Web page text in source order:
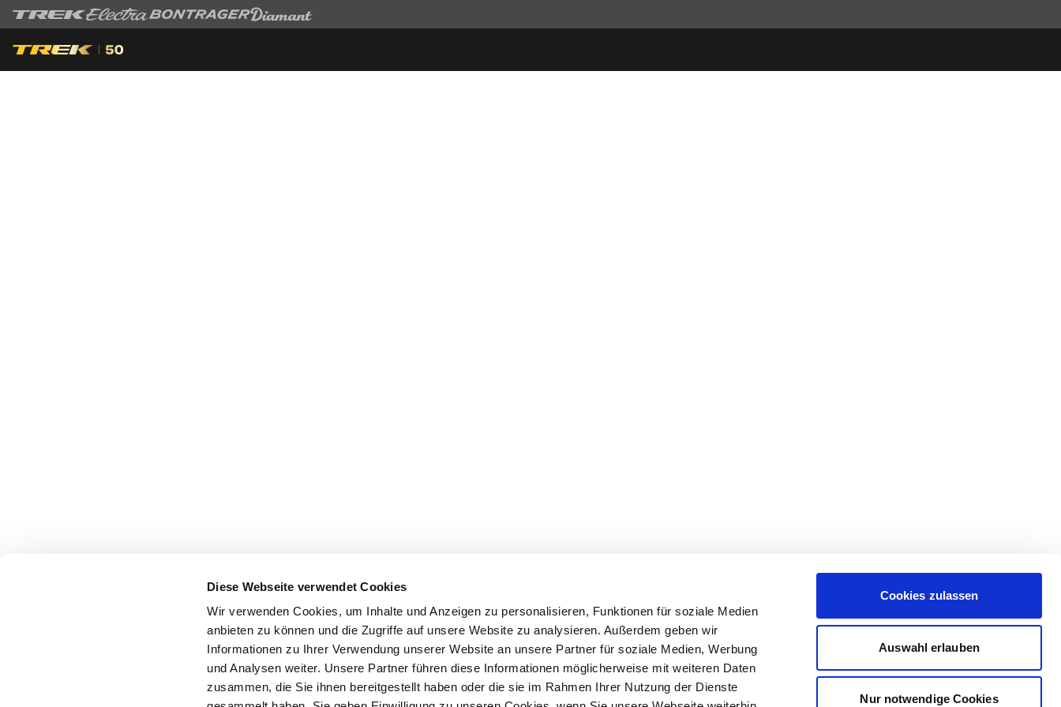
Diese Webseite verwendet Cookies
Wir verwenden Cookies, um Inhalte und Anzeigen zu personalisieren, Funktionen für soziale Medien
anbieten zu können und die Zugriffe auf unsere Website zu analysieren. Außerdem geben wir
Informationen zu Ihrer Verwendung unserer Website an unsere Partner für soziale Medien, Werbung
und Analysen weiter. Unsere Partner führen diese Informationen möglicherweise mit weiteren Daten
zusammen, die Sie ihnen bereitgestellt haben oder die sie im Rahmen Ihrer Nutzung der Dienste
Cookies zulassen
Auswahl erlauben
Nur notwendige Cookies